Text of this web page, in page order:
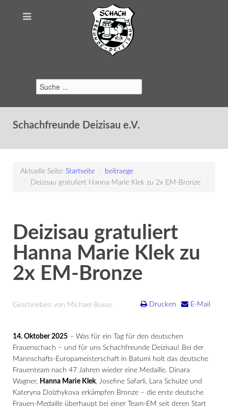
Schachfreunde Deizisau e.V.
Aktuelle Seite: Startseite /
beitraege
/
Deizisau gratuliert Hanna Marie Klek zu 2x EM-Bronze
Deizisau gratuliert
Hanna Marie Klek zu
2x EM-Bronze
Drucken E-Mail
Geschrieben von Michael Busse
14. Oktober 2025 – Was für ein Tag für den deutschen
Frauenschach – und für uns Schachfreunde Deizisau! Bei der
Mannschafts-Europameisterschaft in Batumi holt das deutsche
Frauenteam nach 47 Jahren wieder eine Medaille. Dinara
Wagner, Hanna Marie Klek, Josefine Safarli, Lara Schulze und
Kateryna Dolzhykova erkämpfen Bronze – die erste deutsche
Frauen-Medaille überhaupt bei einer Team-EM seit deren Start